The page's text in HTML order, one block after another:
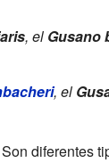
, el Gusano
, el
diferentes